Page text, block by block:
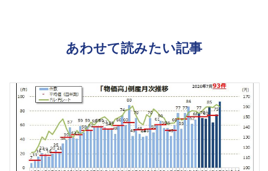
あわせて読みたい記事